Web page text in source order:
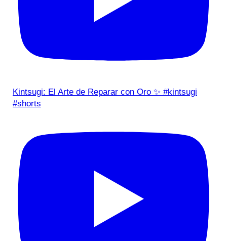
Kintsugi: El Arte de Reparar con Oro ✨ #kintsugi
#shorts